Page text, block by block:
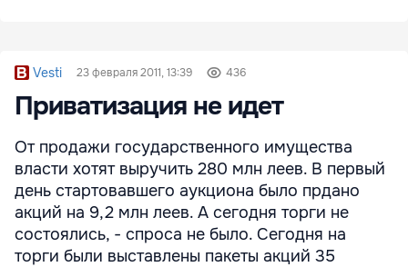
Vesti 23 февраля 2011, 13:39 436
Приватизация не идет
От продажи государственного имущества
власти хотят выручить 280 млн леев. В первый
день стартовавшего аукциона было прдано
акций на 9,2 млн леев. А сегодня торги не
состоялись, - спроса не было. Сегодня на
торги были выставлены пакеты акций 35